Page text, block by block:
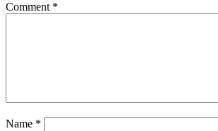
Comment *
Name *